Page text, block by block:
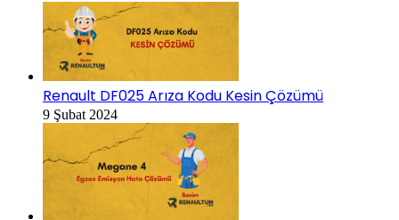
Renault DF025 Arıza Kodu Kesin Çözümü
9 Şubat 2024